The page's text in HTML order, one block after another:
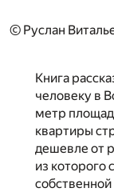
© Руслан
Книга
человеку в
метр
квартиры
дешевле от
из которого